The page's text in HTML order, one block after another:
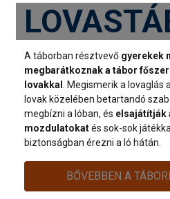
A táborban résztvevő gyerekek
megbarátkoznak a tábor
lovakkal
. Megismerik a lovaglás
lovak közelében betartandó
megbízni a lóban, és elsajátítják
mozdulatokatés sok-sok
biztonságban érezni a ló hátán.
BŐVEBBEN A